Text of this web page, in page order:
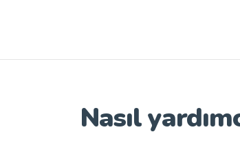
Nasıl